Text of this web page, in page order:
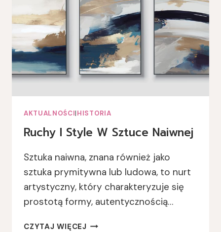
AKTUALNOŚCI|HISTORIA
Ruchy I Style W Sztuce Naiwnej
Sztuka naiwna, znana również jako
sztuka prymitywna lub ludowa, to nurt
artystyczny, który charakteryzuje się
prostotą formy, autentycznością…
CZYTAJ WIĘCEJ RUCHY